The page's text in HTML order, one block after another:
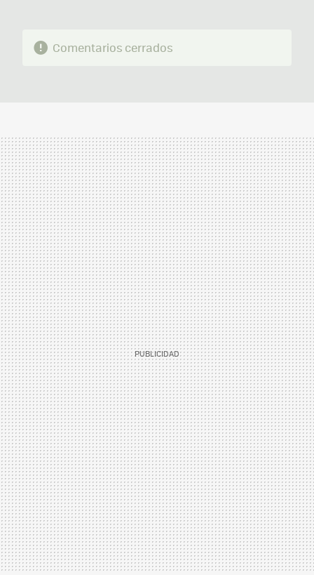
Comentarios cerrados